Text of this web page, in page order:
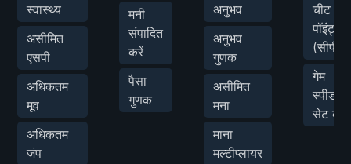
स्वास्थ्य
असीमित
एसपी
अधिकतम
मूव
अधिकतम
जंप
मनी
संपादित
करें
पैसा
गुणक
अनुभव
अनुभव
गुणक
असीमित
मना
माना
मल्टीप्लायर
चीट
पॉइंट्स
(सीपी)
गेम
स्पीड
सेट करें